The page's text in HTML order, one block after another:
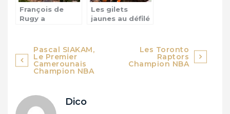
François de
Rugy a
Les gilets
jaunes au défilé
Navigation
de
Pascal SIAKAM,
Le Premier
Camerounais
Champion NBA
Les Toronto
Raptors
Champion NBA
Dico